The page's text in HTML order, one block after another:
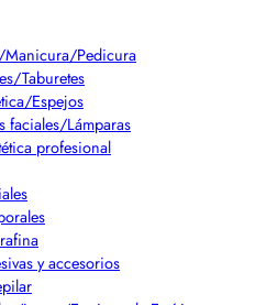
Pedicura
Taburetes
Espejos
faciales/Lámparas
profesional
y accesorios